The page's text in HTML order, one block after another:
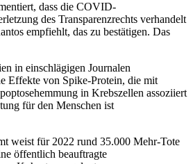
dass die COVID-
des Transparenzrechts verhandelt
empfiehlt, das zu bestätigen. Das
in einschlägigen Journalen
Effekte von Spike-Protein, die mit
in Krebszellen assoziiert
für den Menschen ist
weist für 2022 rund 35.000 Mehr-Tote
öffentlich beauftragte